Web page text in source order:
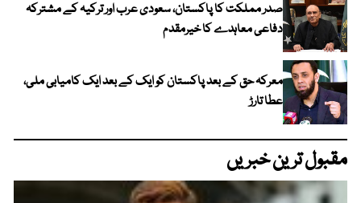
صدر مملکت کا پاکستان، سعودی عرب اور ترکیہ کے مشترکہ
دفاعی معاہدے کا خیرمقدم
معرکہ حق کے بعد پاکستان کو ایک کے بعد ایک کامیابی ملی،
عطا تارڑ
مقبول ترین خبریں